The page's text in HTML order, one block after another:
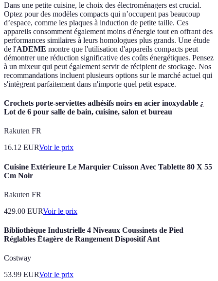
Dans une petite cuisine, le choix des électroménagers est crucial.
Optez pour des modèles compacts qui n’occupent pas beaucoup
d’espace, comme les plaques à induction de petite taille. Ces
appareils consomment également moins d'énergie tout en offrant des
performances similaires à leurs homologues plus grands. Une étude
de l'ADEME montre que l'utilisation d'appareils compacts peut
démontrer une réduction significative des coûts énergétiques. Pensez
à un mixeur qui peut également servir de récipient de stockage. Nos
recommandations incluent plusieurs options sur le marché actuel qui
s'intègrent parfaitement dans n'importe quel petit espace.
Crochets porte-serviettes adhésifs noirs en acier inoxydable ¿
Lot de 6 pour salle de bain, cuisine, salon et bureau
Rakuten FR
16.12 EURVoir le prix
Cuisine Extérieure Le Marquier Cuisson Avec Tablette 80 X 55
Cm Noir
Rakuten FR
429.00 EURVoir le prix
Bibliothèque Industrielle 4 Niveaux Coussinets de Pied
Réglables Étagère de Rangement Dispositif Ant
Costway
53.99 EURVoir le prix